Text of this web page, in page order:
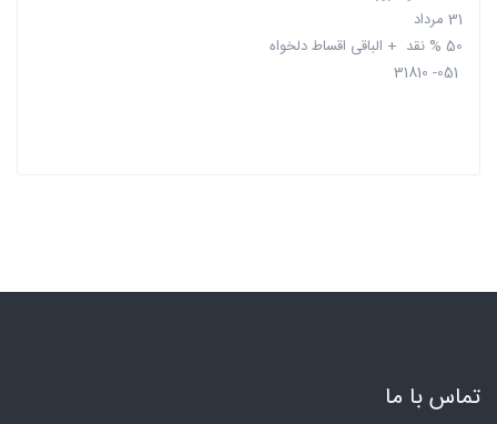
31 مرداد
50 % نقد + الباقی اقساط دلخواه
تماس با ما